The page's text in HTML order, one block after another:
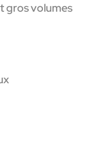
gros volumes